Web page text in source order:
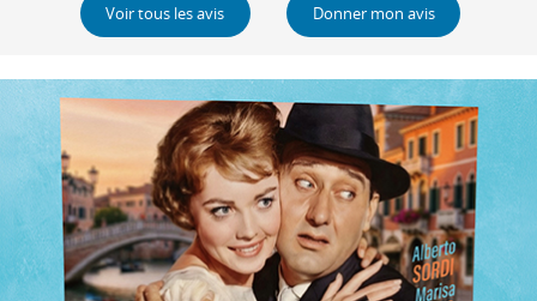
Voir tous les avis Donner mon avis